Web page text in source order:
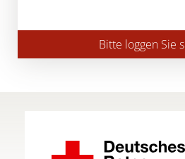
Bitte loggen Sie